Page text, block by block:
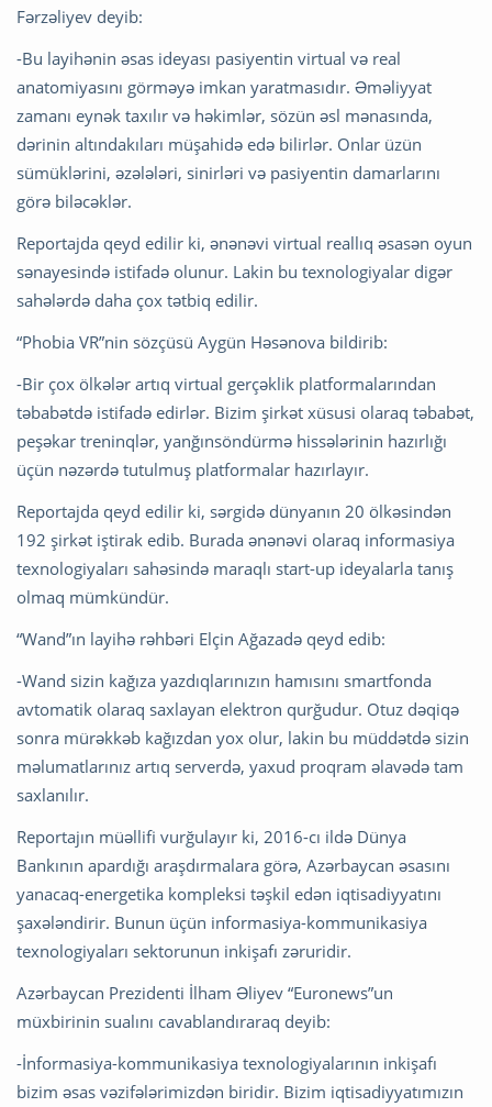
Fərzəliyev deyib:
-Bu layihənin əsas ideyası pasiyentin virtual və real
anatomiyasını görməyə imkan yaratmasıdır. Əməliyyat
zamanı eynək taxılır və həkimlər, sözün əsl mənasında,
dərinin altındakıları müşahidə edə bilirlər. Onlar üzün
sümüklərini, əzələləri, sinirləri və pasiyentin damarlarını
görə biləcəklər.
Reportajda qeyd edilir ki, ənənəvi virtual reallıq əsasən oyun
sənayesində istifadə olunur. Lakin bu texnologiyalar digər
sahələrdə daha çox tətbiq edilir.
“Phobia VR”nin sözçüsü Aygün Həsənova bildirib:
-Bir çox ölkələr artıq virtual gerçəklik platformalarından
təbabətdə istifadə edirlər. Bizim şirkət xüsusi olaraq təbabət,
peşəkar treninqlər, yanğınsöndürmə hissələrinin hazırlığı
üçün nəzərdə tutulmuş platformalar hazırlayır.
Reportajda qeyd edilir ki, sərgidə dünyanın 20 ölkəsindən
192 şirkət iştirak edib. Burada ənənəvi olaraq informasiya
texnologiyaları sahəsində maraqlı start-up ideyalarla tanış
olmaq mümkündür.
“Wand”ın layihə rəhbəri Elçin Ağazadə qeyd edib:
-Wand sizin kağıza yazdıqlarınızın hamısını smartfonda
avtomatik olaraq saxlayan elektron qurğudur. Otuz dəqiqə
sonra mürəkkəb kağızdan yox olur, lakin bu müddətdə sizin
məlumatlarınız artıq serverdə, yaxud proqram əlavədə tam
saxlanılır.
Reportajın müəllifi vurğulayır ki, 2016-cı ildə Dünya
Bankının apardığı araşdırmalara görə, Azərbaycan əsasını
yanacaq-energetika kompleksi təşkil edən iqtisadiyyatını
şaxələndirir. Bunun üçün informasiya-kommunikasiya
texnologiyaları sektorunun inkişafı zəruridir.
Azərbaycan Prezidenti İlham Əliyev “Euronews”un
müxbirinin sualını cavablandıraraq deyib:
-İnformasiya-kommunikasiya texnologiyalarının inkişafı
bizim əsas vəzifələrimizdən biridir. Bizim iqtisadiyyatımızın